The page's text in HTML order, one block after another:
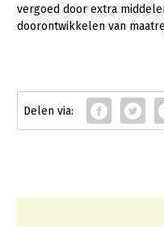
Vakgroepbestuurders
Pers
vergoed door extra
doorontwikkelen van